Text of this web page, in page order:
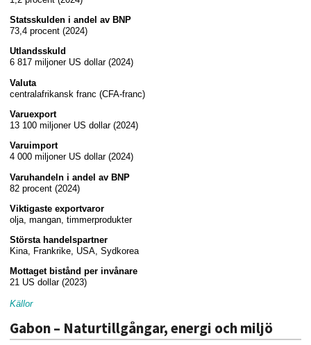
Statsskulden i andel av BNP
73,4 procent (2024)
Utlandsskuld
6 817 miljoner US dollar (2024)
Valuta
centralafrikansk franc (CFA-franc)
Varuexport
13 100 miljoner US dollar (2024)
Varuimport
4 000 miljoner US dollar (2024)
Varuhandeln i andel av BNP
82 procent (2024)
Viktigaste exportvaror
olja, mangan, timmerprodukter
Största handelspartner
Kina, Frankrike, USA, Sydkorea
Mottaget bistånd per invånare
21 US dollar (2023)
Källor
Gabon – Naturtillgångar, energi och miljö